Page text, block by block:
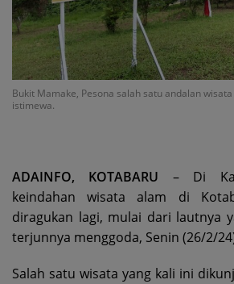
Bukit Mamake, Pesona salah satu andalan
istimewa.
ADAINFO, KOTABARU – Di
keindahan wisata alam di
diragukan lagi, mulai dari lautnya
terjunnya menggoda, Senin (26/2/
Salah satu wisata yang kali ini